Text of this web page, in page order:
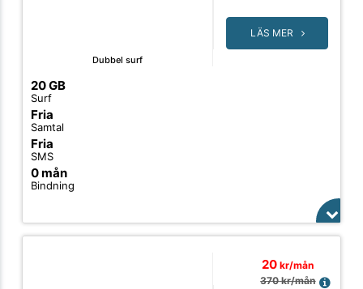
Dubbel surf
20 GB
Surf
Fria
Samtal
Fria
SMS
0 mån
Bindning
LÄS MER
20 kr/mån
370 kr/mån